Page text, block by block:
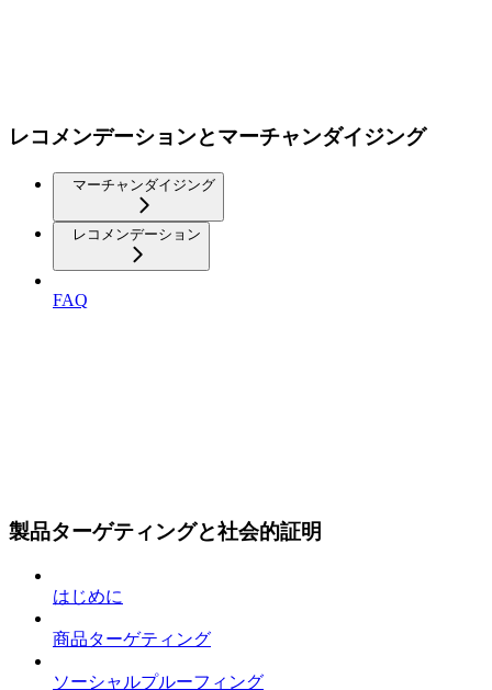
レコメンデーションとマーチャンダイジング
マーチャンダイジング
レコメンデーション
FAQ
製品ターゲティングと社会的証明
はじめに
商品ターゲティング
ソーシャルプルーフィング